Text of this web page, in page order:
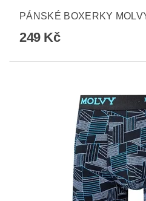
PÁNSKÉ BOXERKY
249 Kč